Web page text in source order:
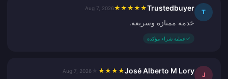
T
Trustedbuyer
★
★
★
★
★
Aug 7, 2026
خدمة ممتازة وسريعة.
✓عملية شراء مؤكدة
J
José Alberto M Lory
★
★
★
★
Aug 7, 2026